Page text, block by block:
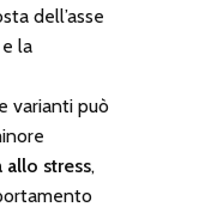
dell’asse
la
varianti può
stress,